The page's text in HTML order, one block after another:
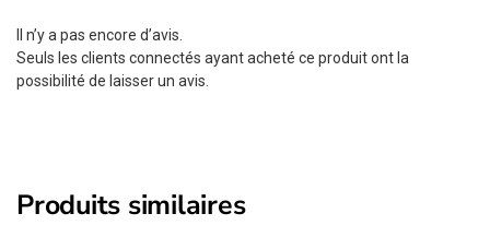
Il n’y a pas encore d’avis.
Seuls les clients connectés ayant acheté ce produit ont la
possibilité de laisser un avis.
Produits similaires